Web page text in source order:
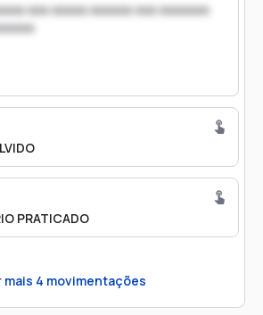
xxx xxxxx xxxxxx xxx xxxxxxx
PRATICADO
mais 4 movimentações